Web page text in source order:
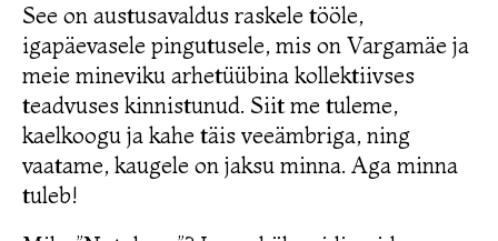
See on austusavaldus raskele tööle,
igapäevasele pingutusele, mis on Vargamäe ja
meie mineviku arhetüübina kollektiivses
teadvuses kinnistunud. Siit me tuleme,
kaelkoogu ja kahe täis veeämbriga, ning
vaatame, kaugele on jaksu minna. Aga minna
tuleb!